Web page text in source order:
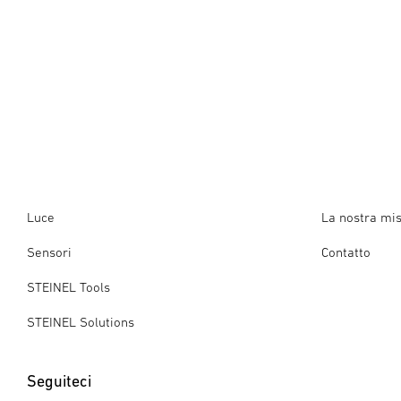
Luce
Sensori
STEINEL Tools
STEINEL Solutions
La nostra
Contatto
Seguiteci